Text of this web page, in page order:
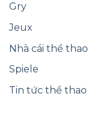
Gry
Jeux
Nhà cái thể thao
Spiele
Tin tức thể thao